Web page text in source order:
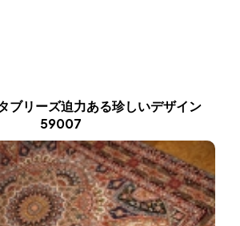
ブリーズ迫力ある珍しいデザイン
59007